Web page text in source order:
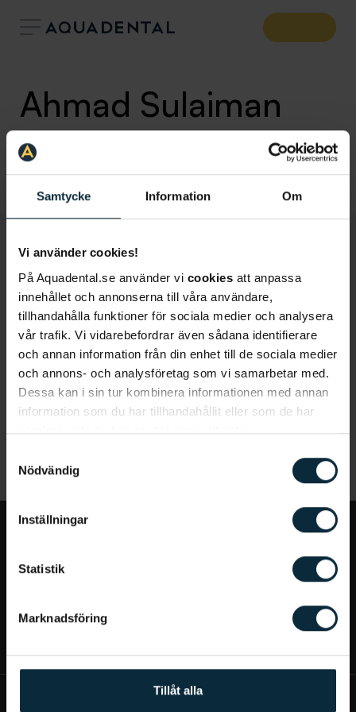
Samtycke Information Om
Vi använder cookies!
På Aquadental.se använder vi cookies att anpassa
innehållet och annonserna till våra användare,
tillhandahålla funktioner för sociala medier och analysera
vår trafik. Vi vidarebefordrar även sådana identifierare
och annan information från din enhet till de sociala medier
och annons- och analysföretag som vi samarbetar med.
Dessa kan i sin tur kombinera informationen med annan
information som du har tillhandahållit eller som de har
samlat in när du har använt deras tjänster.
Nödvändig
Inställningar
Statistik
Marknadsföring
Tillåt alla
Ahmad Sulaiman
Tandsköterska
Klinik: